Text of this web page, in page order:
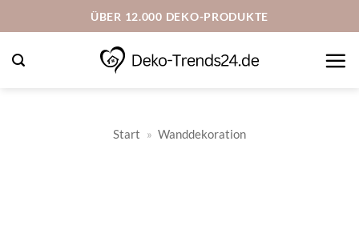
Inhalt
springen
ÜBER 12.000 DEKO-PRODUKTE
Start » Wanddekoration